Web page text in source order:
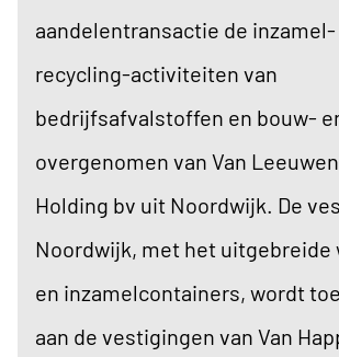
aandelentransactie de inzamel-
recycling-activiteiten van
bedrijfsafvalstoffen en bouw-
overgenomen van Van
Holding bv uit Noordwijk. De
Noordwijk, met het uitgebreide
en inzamelcontainers, wordt
aan de vestigingen van Van